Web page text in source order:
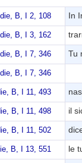
B, I 2, 108 In
B, I 3, 162
B, I 7, 346 Tu
B, I 7, 346
B, I 11, 493
B, I 11, 498 il
B, I 11, 502
B, I 13, 551 le